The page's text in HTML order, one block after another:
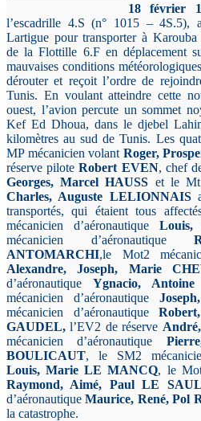
18 février
l’escadrille 4.S (n° 1015 –
Lartigue pour transporter à Karouba
de la Flottille 6.F en déplacement
mauvaises conditions
dérouter et reçoit l’ordre de
Tunis. En voulant atteindre cette
ouest, l’avion percute un sommet
Kef Ed Dhoua, dans le djebel
kilomètres au sud de Tunis. Les
MP mécanicien volant Roger,
réserve piloteRobert EVEN, chef
Georges, Marcel HAUSS et le
Charles, Auguste LELIONNAIS
transportés, qui étaient tous
mécanicien d’aéronautiqueLouis,
mécanicien d’aéronautique
ANTOMARCHI,le Mot2
Alexandre, Joseph, Marie
d’aéronautique Ygnacio,
mécanicien d’aéronautique
mécanicien d’aéronautique
GAUDEL,l’EV2 de réserve
mécanicien d’aéronautique
BOULICAUT, le SM2
Louis, Marie LE MANCQ, le
Raymond, Aimé, Paul LE
d’aéronautiqueMaurice, René, Pol
la catastrophe.